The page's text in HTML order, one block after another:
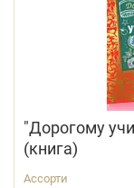
"Дорогому
(книга)
Ассорти